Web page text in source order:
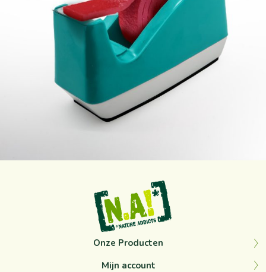
Onze Producten
Mijn account